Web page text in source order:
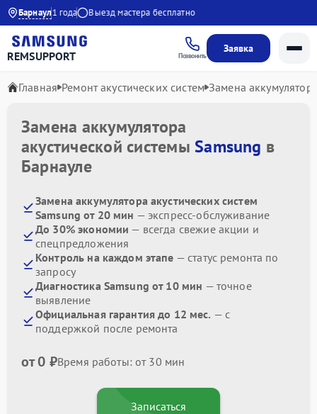
Барнаул
до 1 года Выезд мастера бесплатно
REMSUPPORT Позвонить
Заявка
Главная Ремонт акустических систем Замена
Замена аккумулятора
акустической системыSamsung в
Барнауле
Замена аккумулятора акустических систем
Samsung от 20 мин — экспресс-обслуживание
До 30% экономии — всегда свежие акции и
спецпредложения
Контроль на каждом этапе — статус ремонта по
запросу
Диагностика Samsung от 10 мин — точное
выявление
Официальная гарантия до 12 мес. — с
поддержкой после ремонта
от 0 ₽Время работы: от 30 мин
Записаться